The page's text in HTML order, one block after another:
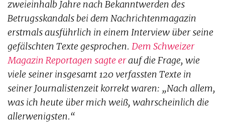
zweieinhalb Jahre nach Bekanntwerden des
Betrugsskandals bei dem Nachrichtenmagazin
erstmals ausführlich in einem Interview über seine
gefälschten Texte gesprochen. Dem Schweizer
Magazin Reportagen sagte erauf die Frage, wie
viele seiner insgesamt 120 verfassten Texte in
seiner Journalistenzeit korrekt waren: „Nach allem,
was ich heute über mich weiß, wahrscheinlich die
allerwenigsten.“